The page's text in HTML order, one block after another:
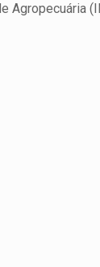
Agropecuária